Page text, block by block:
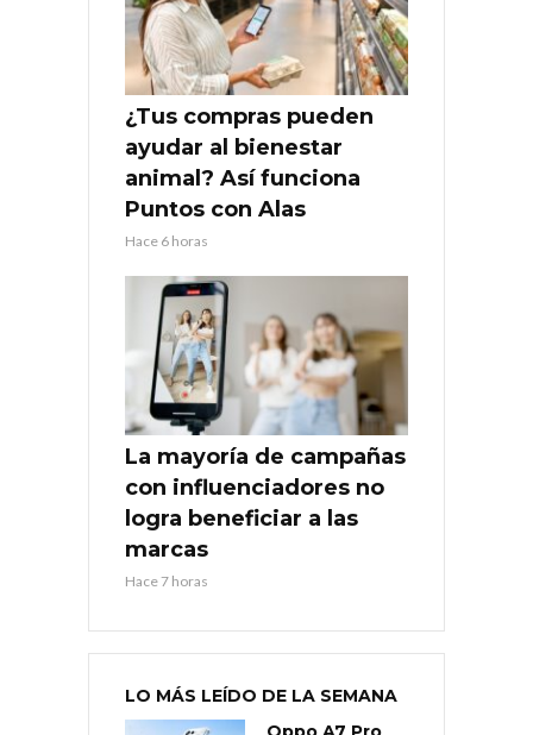
¿Tus compras pueden
ayudar al bienestar
animal? Así funciona
Puntos con Alas
Hace 6 horas
La mayoría de campañas
con influenciadores no
logra beneficiar a las
marcas
Hace 7 horas
LO MÁS LEÍDO DE LA SEMANA